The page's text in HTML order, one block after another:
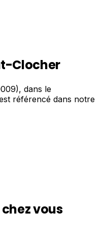
Clocher
dans le
référencé dans notre
vous